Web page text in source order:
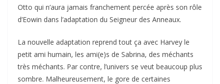
Otto qui n’aura jamais franchement percée après son rôle
d’Eowin dans l’adaptation du Seigneur des Anneaux.
La nouvelle adaptation reprend tout ça avec Harvey le
petit ami humain, les ami(e)s de Sabrina, des méchants
très méchants. Par contre, l’univers se veut beaucoup plus
sombre. Malheureusement, le gore de certaines